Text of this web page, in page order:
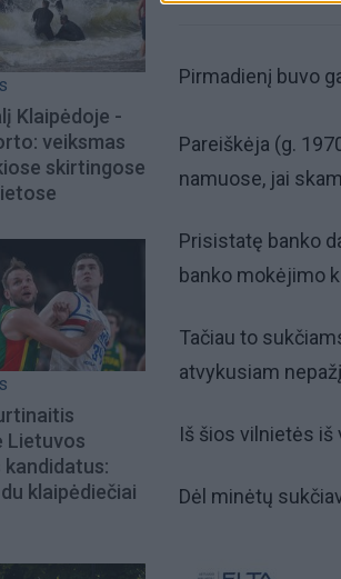
Klaipėdoje -
veiksmas
skirtingose
Lietuvos
klaipėdiečiai
Pirmadienį buvo
Pareiškėja (g.
namuose, jai
Prisistatę banko
banko mokėjimo
Tačiau to
atvykusiam
Iš šios vilnietės iš
Dėl minėtų